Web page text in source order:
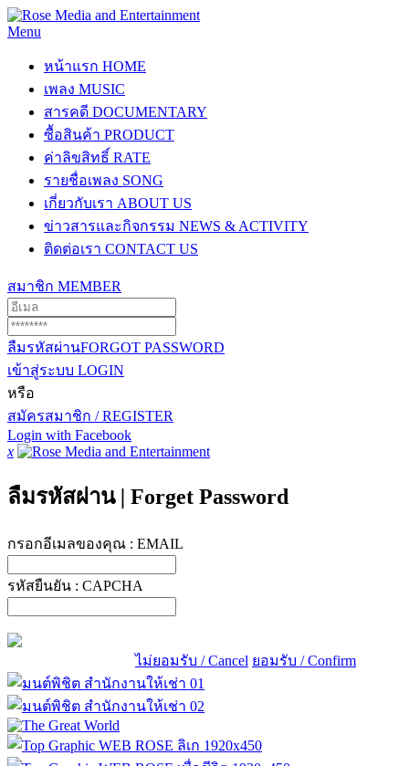
Menu
หน้าแรก HOME
เพลง MUSIC
สารคดี DOCUMENTARY
ซื้อสินค้า PRODUCT
ค่าลิขสิทธิ์ RATE
รายชื่อเพลง SONG
เกี่ยวกับเรา ABOUT US
ข่าวสารและกิจกรรม NEWS & ACTIVITY
ติดต่อเรา CONTACT US
สมาชิก MEMBER
ลืมรหัสผ่านFORGOT PASSWORD
เข้าสู่ระบบ LOGIN
หรือ
สมัครสมาชิก / REGISTER
Login with Facebook
x
ลืมรหัสผ่าน | Forget Password
กรอกอีเมลของคุณ : EMAIL
รหัสยืนยัน : CAPCHA
ไม่ยอมรับ / Cancel ยอมรับ / Confirm